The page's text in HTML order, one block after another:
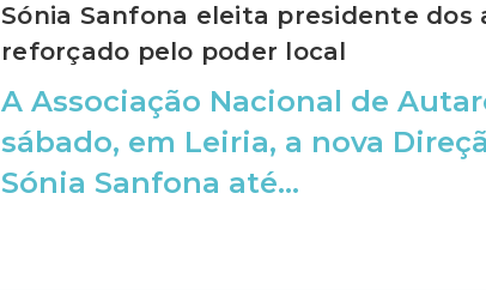
Sónia Sanfona eleita presidente
reforçado pelo poder local
A Associação Nacional de
sábado, em Leiria, a nova
Sónia Sanfona até...